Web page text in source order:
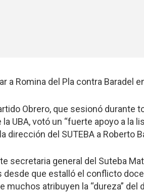
a Romina del Pla contra Baradel
Obrero, que sesionó durante
UBA, votó un “fuerte apoyo a la
dirección del SUTEBA a Roberto
secretaria general del Suteba
desde que estalló el conflicto
muchos atribuyen la “dureza” del